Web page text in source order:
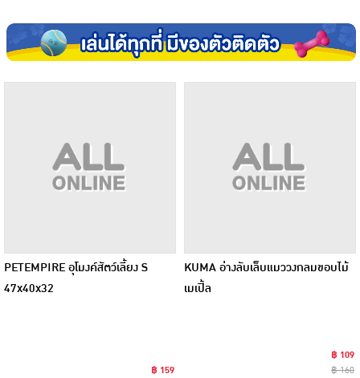
PETEMPIRE อุโมงค์สัตว์เลี้ยง S
47x40x32
฿ 159
KUMA อ่างลับเล็บแมววงกลมขอบไม้
เมเปิ้ล
฿ 109
฿ 160